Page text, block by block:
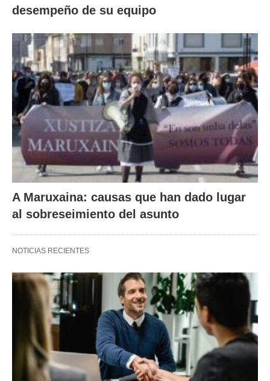
desempeño de su equipo
A Maruxaina: causas que han dado lugar
al sobreseimiento del asunto
NOTICIAS RECIENTES